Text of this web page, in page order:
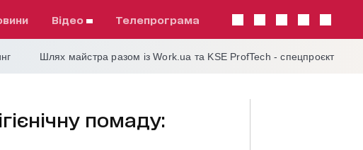
відео телепрограма
Шлях майстра разом із Work.ua та KSE ProfTech - спецпроєкт
помаду: